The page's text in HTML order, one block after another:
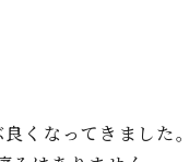
くなってきました